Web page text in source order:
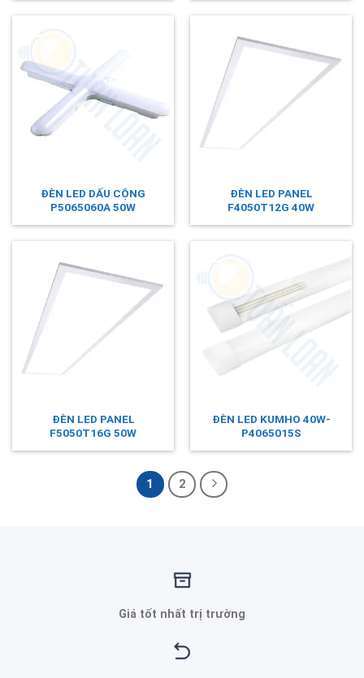
ĐÈN LED DẤU CỘNG
P5065060A 50W
ĐÈN LED PANEL
F4050T12G 40W
ĐÈN LED PANEL
F5050T16G 50W
ĐÈN LED KUMHO 40W-
P4065015S
1 2
Giá tốt nhất trị trường